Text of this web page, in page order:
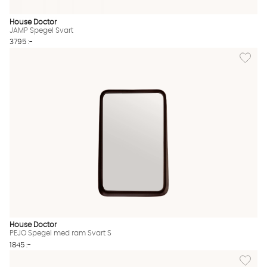
House Doctor
JAMP Spegel Svart
3795 :-
Lägg
House Doctor
PEJO Spegel med ram Svart S
1845 :-
Lägg